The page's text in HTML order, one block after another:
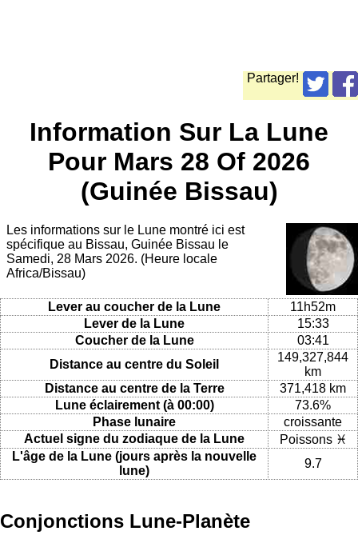
Partager!
Information Sur La Lune
Pour Mars 28 Of 2026
(Guinée Bissau)
Les informations sur le Lune montré ici est
spécifique au Bissau, Guinée Bissau le
Samedi, 28 Mars 2026. (Heure locale
Africa/Bissau)
Lever au coucher de la Lune
11h52m
Lever de la Lune
15:33
Coucher de la Lune
03:41
Distance au centre du Soleil
149,327,844
km
Distance au centre de la Terre
371,418 km
Lune éclairement (à 00:00)
73.6%
Phase lunaire
croissante
Actuel signe du zodiaque de la Lune
Poissons ♓
L'âge de la Lune (jours après la nouvelle
lune)
9.7
Conjonctions Lune-Planète